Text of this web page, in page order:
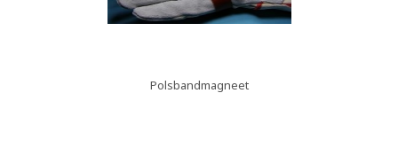
Polsbandmagneet